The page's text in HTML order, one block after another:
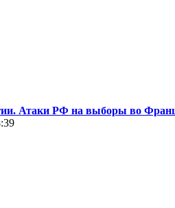
Атаки РФ на выборы во